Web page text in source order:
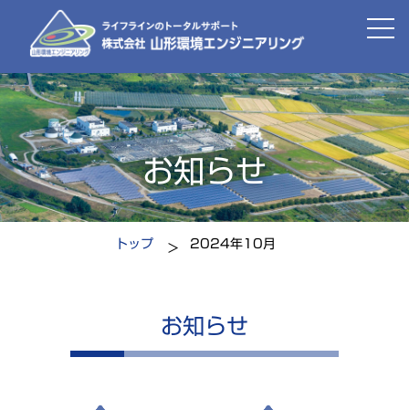
お知らせ
トップ 2024年10月
お知らせ